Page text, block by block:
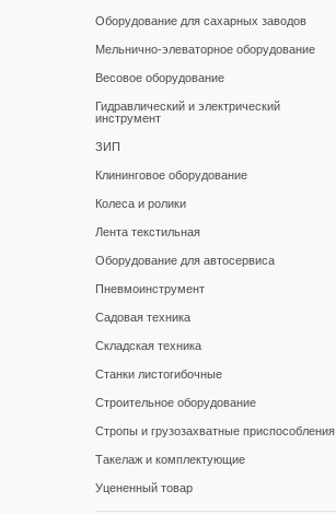
Оборудование для сахарных заводов
Мельнично-элеваторное оборудование
Весовое оборудование
Гидравлический и электрический
инструмент
ЗИП
Клининговое оборудование
Колеса и ролики
Лента текстильная
Оборудование для автосервиса
Пневмоинструмент
Садовая техника
Складская техника
Станки листогибочные
Строительное оборудование
Стропы и грузозахватные приспособления
Такелаж и комплектующие
Уцененный товар